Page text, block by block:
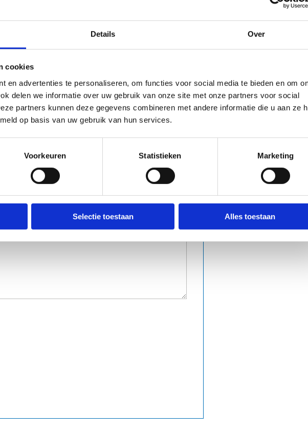
Details Over
cookies
en advertenties te personaliseren, om functies voor social media te bieden en om
delen we informatie over uw gebruik van onze site met onze partners voor social
partners kunnen deze gegevens combineren met andere informatie die u aan ze
op basis van uw gebruik van hun services.
Voorkeuren Statistieken Marketing
Selectie toestaan Alles toestaan
Stel
Volg